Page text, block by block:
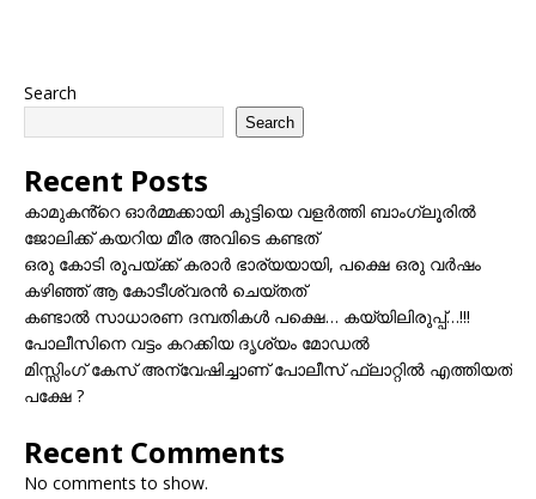
Search
Search
Recent Posts
കാമുകൻ്റെ ഓർമ്മക്കായി കുട്ടിയെ വളർത്തി ബാംഗ്ലൂരിൽ
ജോലിക്ക് കയറിയ മീര അവിടെ കണ്ടത്
ഒരു കോടി രൂപയ്ക്ക് കരാർ ഭാര്യയായി, പക്ഷെ ഒരു വർഷം
കഴിഞ്ഞ് ആ കോടീശ്വരൻ ചെയ്തത്
കണ്ടാൽ സാധാരണ ദമ്പതികൾ പക്ഷെ… കയ്യിലിരുപ്പ്…!!!
പോലീസിനെ വട്ടം കറക്കിയ ദൃശ്യം മോഡല്‍
മിസ്സിംഗ് കേസ് അന്വേഷിച്ചാണ് പോലീസ് ഫ്ലാറ്റിൽ എത്തിയത്
പക്ഷേ ?
Recent Comments
No comments to show.